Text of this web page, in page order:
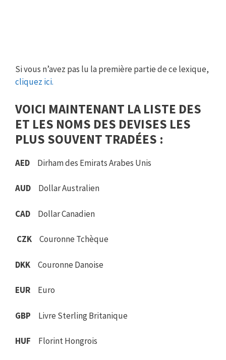
Si vous n’avez pas lu la première partie de ce lexique,
cliquez ici.
VOICI MAINTENANT LA LISTE DES
ET LES NOMS DES DEVISES LES
PLUS SOUVENT TRADÉES :
AED Dirham des Emirats Arabes Unis
AUD Dollar Australien
CAD Dollar Canadien
CZK Couronne Tchèque
DKK Couronne Danoise
EUR Euro
GBP Livre Sterling Britanique
HUF Florint Hongrois